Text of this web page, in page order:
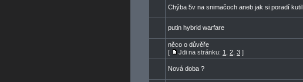
Chýba 5v na snimačoch aneb jak si poradí kutil
putin hybrid warfare
něco o důvěře
[
Jdi na stránku: 1 2 3 ]
Nová doba ?